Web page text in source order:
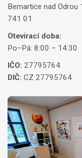
Bernartice nad Odrou
741 01
Otevírací doba:
Po–Pá: 8:00 – 14:30
IČO: 27795764
DIČ: CZ 27795764